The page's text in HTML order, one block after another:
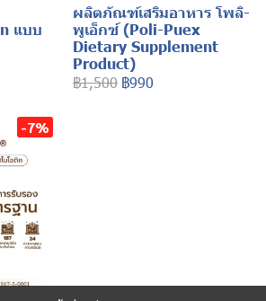
แบบ
ผลิตภัณฑ์เสริมอาหาร โพลิ-
พูเอ็กซ์ (Poli-Puex
Dietary Supplement
Product)
฿1,500 ฿990
-7%